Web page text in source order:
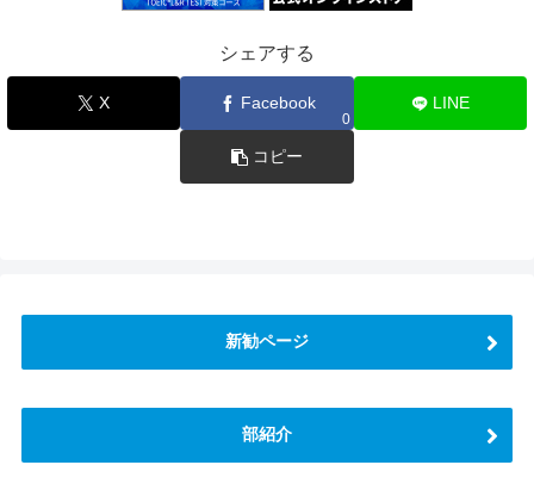
シェアする
X Facebook
0
LINE
コピー
新勧ページ
部紹介